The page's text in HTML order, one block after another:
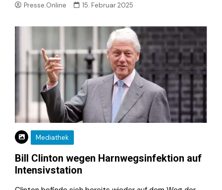
Presse.Online 15. Februar 2025
Mediathek
Bill Clinton wegen Harnwegsinfektion auf
Intensivstation